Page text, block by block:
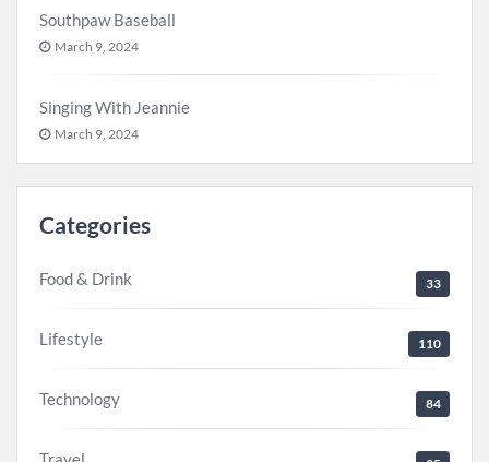
Southpaw Baseball
March 9, 2024
Singing With Jeannie
March 9, 2024
Categories
Food & Drink 33
Lifestyle 110
Technology 84